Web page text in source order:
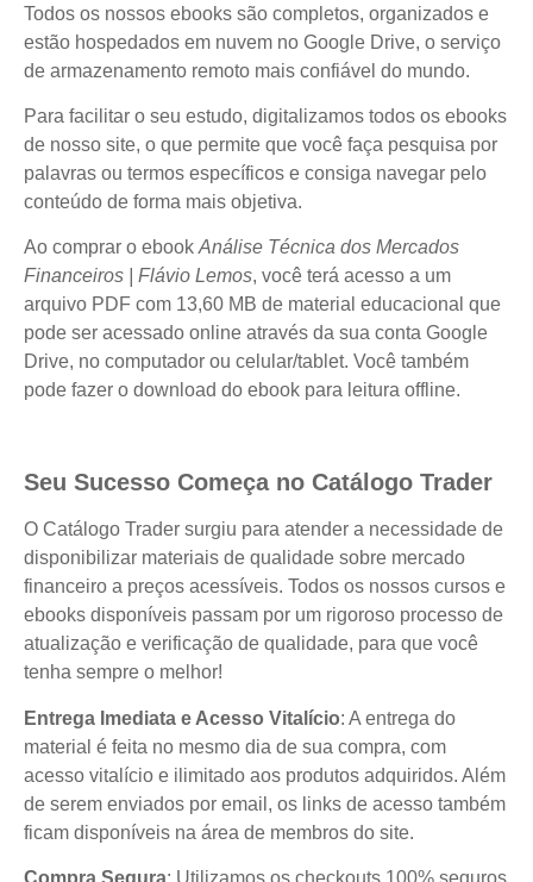
Todos os nossos ebooks são completos, organizados e
estão hospedados em nuvem no Google Drive, o serviço
de armazenamento remoto mais confiável do mundo.
Para facilitar o seu estudo, digitalizamos todos os ebooks
de nosso site, o que permite que você faça pesquisa por
palavras ou termos específicos e consiga navegar pelo
conteúdo de forma mais objetiva.
Ao comprar o ebook Análise Técnica dos Mercados
Financeiros | Flávio Lemos, você terá acesso a um
arquivo PDF com 13,60 MB de material educacional que
pode ser acessado online através da sua conta Google
Drive, no computador ou celular/tablet. Você também
pode fazer o download do ebook para leitura offline.
Seu Sucesso Começa no Catálogo Trader
O Catálogo Trader surgiu para atender a necessidade de
disponibilizar materiais de qualidade sobre mercado
financeiro a preços acessíveis. Todos os nossos cursos e
ebooks disponíveis passam por um rigoroso processo de
atualização e verificação de qualidade, para que você
tenha sempre o melhor!
Entrega Imediata e Acesso Vitalício: A entrega do
material é feita no mesmo dia de sua compra, com
acesso vitalício e ilimitado aos produtos adquiridos. Além
de serem enviados por email, os links de acesso também
ficam disponíveis na área de membros do site.
Compra Segura: Utilizamos os checkouts 100% seguros